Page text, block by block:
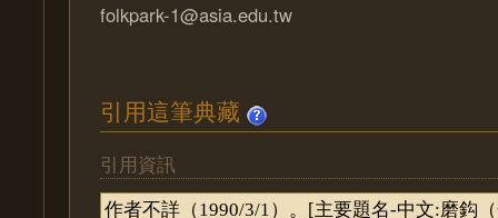
folkpark-1@asia.edu.tw
引用這筆典藏
引用資訊